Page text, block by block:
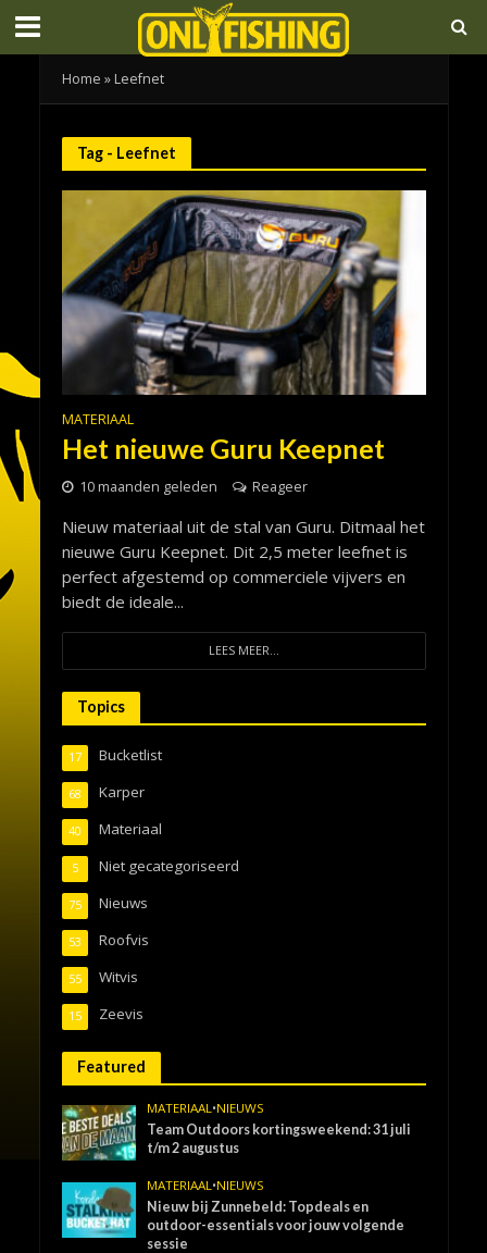
Home » Leefnet
Tag - Leefnet
MATERIAAL
Het nieuwe Guru Keepnet
10 maanden geleden Reageer
Nieuw materiaal uit de stal van Guru. Ditmaal het
nieuwe Guru Keepnet. Dit 2,5 meter leefnet is
perfect afgestemd op commerciele vijvers en
biedt de ideale...
LEES MEER...
Topics
Bucketlist
17
Karper
68
Materiaal
40
Niet gecategoriseerd
5
Nieuws
75
Roofvis
53
Witvis
55
Zeevis
15
Featured
MATERIAAL •NIEUWS
Team Outdoors kortingsweekend: 31 juli
t/m 2 augustus
MATERIAAL •NIEUWS
Nieuw bij Zunnebeld: Topdeals en
outdoor-essentials voor jouw volgende
sessie